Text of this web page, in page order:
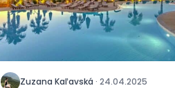
J Zuzana Kaľavská · 24.04.2025